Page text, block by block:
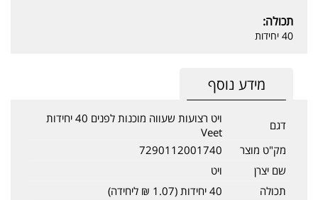
תכולה:
40 יחידות
מידע נוסף
דגם
ויט רצועות שעווה מוכנות לפנים 40 יחידות
Veet
מק"ט מוצר
7290112001740
שם יצרן
ויט
תכולה
40 יחידות (1.07 ₪ ליחידה)